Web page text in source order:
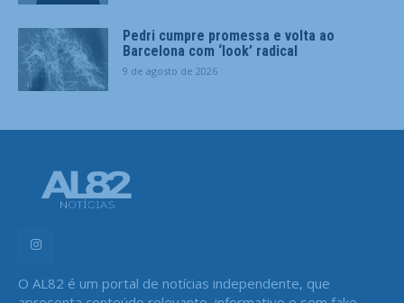
Pedri cumpre promessa e volta ao
Barcelona com ‘look’ radical
9 de agosto de 2026
O AL82 é um portal de notícias independente, que